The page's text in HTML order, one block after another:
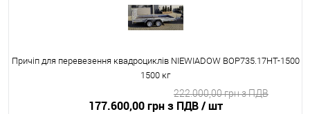
Причіп для перевезення квадроциклів NIEWIADOW BOP735.17HT-1500
1500 кг
177.600,00 грн з ПДВ/ шт
222.000,00 грн з ПДВ